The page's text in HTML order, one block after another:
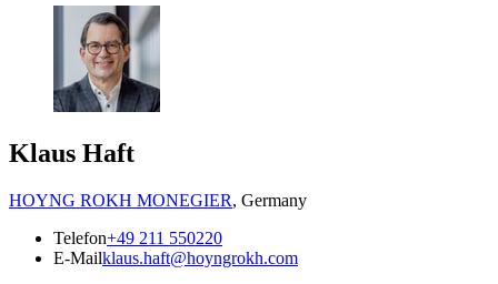
Klaus Haft
HOYNG ROKH MONEGIER, Germany
Telefon+49 211 550220
E-Mailklaus.haft@hoyngrokh.com